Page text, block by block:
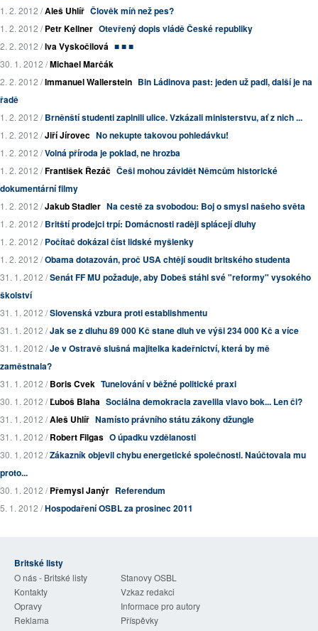
1. 2. 2012 /Aleš Uhlíř Člověk míň než pes?
1. 2. 2012 /Petr Kellner Otevřený dopis vládě České republiky
2. 2. 2012 /Iva Vyskočilová ■ ■ ■
30. 1. 2012 /Michael Marčák
2. 2. 2012 /Immanuel Wallerstein Bin Ládinova past: jeden už padl, další je na
řadě
1. 2. 2012 /Brněnští studenti zaplnili ulice. Vzkázali ministerstvu, ať z nich ...
1. 2. 2012 /Jiří Jírovec No nekupte takovou pohledávku!
1. 2. 2012 /Volná příroda je poklad, ne hrozba
1. 2. 2012 /František Řezáč Češi mohou závidět Němcům historické
dokumentární filmy
1. 2. 2012 /Jakub Stadler Na cestě za svobodou: Boj o smysl našeho světa
1. 2. 2012 /Britští prodejci trpí: Domácnosti raději splácejí dluhy
1. 2. 2012 /Počítač dokázal číst lidské myšlenky
1. 2. 2012 /Obama dotazován, proč USA chtějí soudit britského studenta
31. 1. 2012 /Senát FF MU požaduje, aby Dobeš stáhl své "reformy" vysokého
školství
31. 1. 2012 /Slovenská vzbura proti establishmentu
31. 1. 2012 /Jak se z dluhu 89 000 Kč stane dluh ve výši 234 000 Kč a více
31. 1. 2012 /Je v Ostravě slušná majitelka kadeřnictví, která by mě
zaměstnala?
31. 1. 2012 /Boris Cvek Tunelování v běžné politické praxi
30. 1. 2012 /Ľuboš Blaha Sociálna demokracia zavelila vlavo bok... Len či?
31. 1. 2012 /Aleš Uhlíř Namísto právního státu zákony džungle
31. 1. 2012 /Robert Filgas O úpadku vzdělanosti
30. 1. 2012 /Zákazník objevil chybu energetické společnosti. Naúčtovala mu
proto...
30. 1. 2012 /Přemysl Janýr Referendum
5. 1. 2012 /Hospodaření OSBL za prosinec 2011
Britské listy
O nás - Britské listy
Stanovy OSBL
Kontakty
Vzkaz redakci
Opravy
Informace pro autory
Reklama
Příspěvky